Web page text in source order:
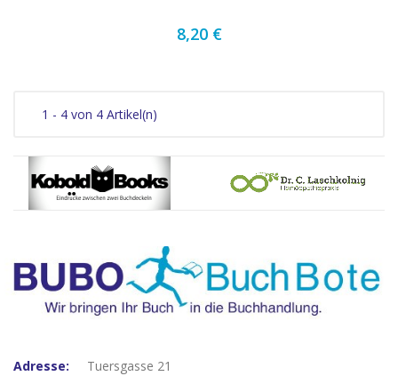
8,20 €
1 - 4 von 4 Artikel(n)
Adresse:
Tuersgasse 21